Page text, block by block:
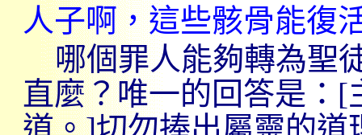
人子啊，這些骸骨能復
哪個罪人能夠轉為聖
直麼？唯一的回答是： [